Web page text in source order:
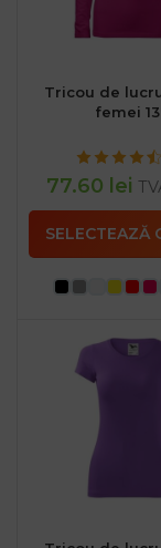
Tricou de
femei
77.60 lei
SELECTEAZĂ